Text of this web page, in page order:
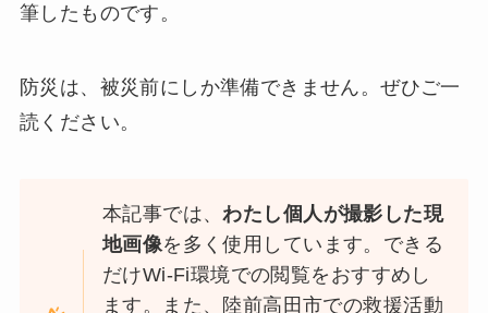
筆したものです。
防災は、被災前にしか準備できません。ぜひご一
読ください。
本記事では、わたし個人が撮影した現
地画像を多く使用しています。できる
だけWi-Fi環境での閲覧をおすすめし
ます。また、陸前高田市での救援活動